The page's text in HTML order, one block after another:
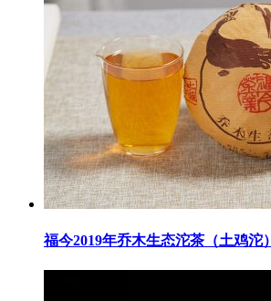
福今2019年乔木生态沱茶（土鸡沱）